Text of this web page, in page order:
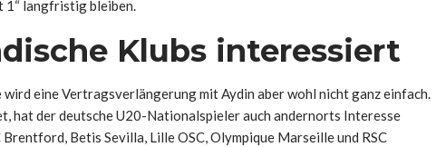
1“ langfristig bleiben.
Klubs interessiert
eine Vertragsverlängerung mit Aydin aber wohl nicht ganz einfach.
hat der deutsche U20-Nationalspieler auch andernorts Interesse
Betis Sevilla, Lille OSC, Olympique Marseille und RSC